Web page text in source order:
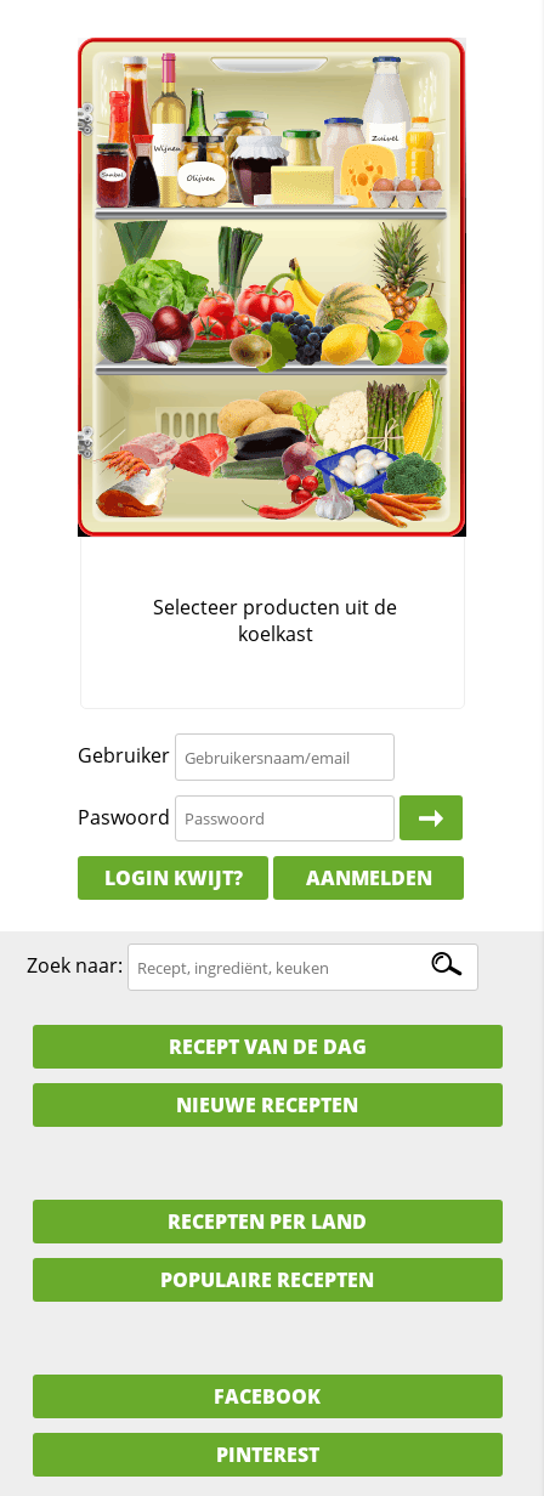
Gebruiker
Paswoord
LOGIN KWIJT? AANMELDEN
Zoek naar:
RECEPT VAN DE DAG
NIEUWE RECEPTEN
RECEPTEN PER LAND
POPULAIRE RECEPTEN
FACEBOOK
PINTEREST